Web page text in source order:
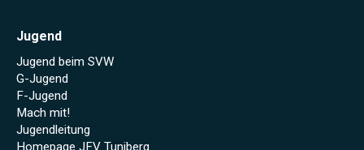
Jugend
Jugend beim SVW
G-Jugend
F-Jugend
Mach mit!
Jugendleitung
Homepage JFV Tuniberg